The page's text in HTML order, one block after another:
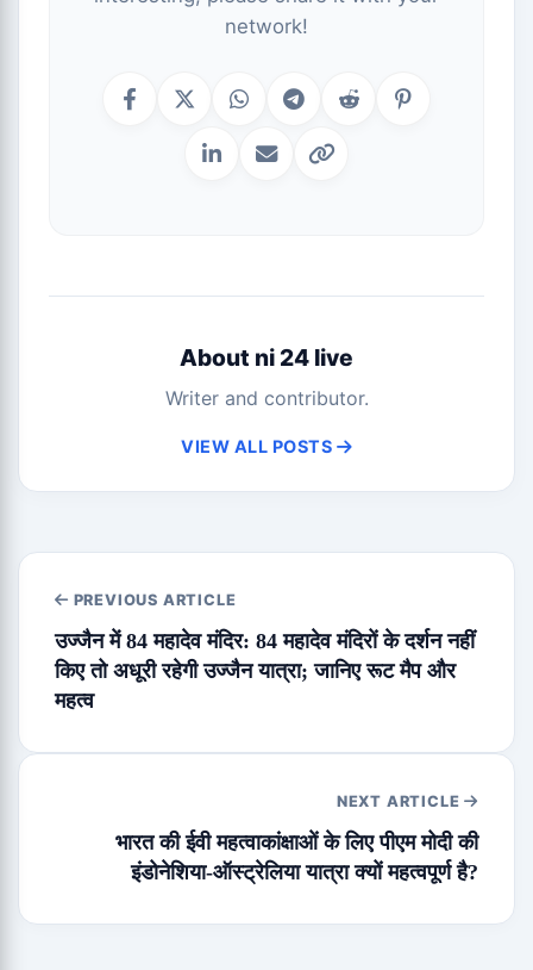
network!
About ni 24 live
Writer and contributor.
VIEW ALL POSTS
PREVIOUS ARTICLE
उज्जैन में 84 महादेव मंदिर: 84 महादेव मंदिरों के दर्शन नहीं
किए तो अधूरी रहेगी उज्जैन यात्रा; जानिए रूट मैप और
महत्व
NEXT ARTICLE
भारत की ईवी महत्वाकांक्षाओं के लिए पीएम मोदी की
इंडोनेशिया-ऑस्ट्रेलिया यात्रा क्यों महत्वपूर्ण है?